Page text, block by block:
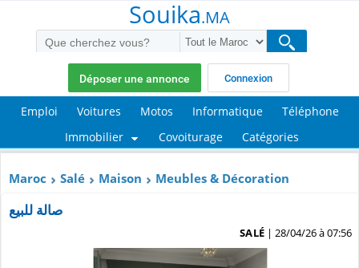
Souika.MA
Déposer une annonce Connexion
Emploi Voitures Motos Informatique
Téléphone
Immobilier
Covoiturage Catégories
Maroc Salé Maison Meubles & Décoration
صالة للبيع
SALÉ | 28/04/26 à 07:56